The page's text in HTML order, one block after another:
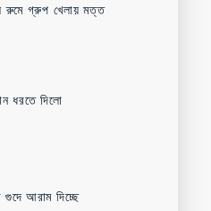
রুমে গ্রুপ খেলায় মত্ত
ধরতে দিলো
আরাম দিচ্ছে